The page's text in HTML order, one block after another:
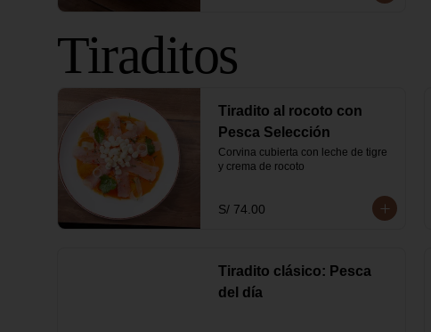
Tiraditos
Tiradito al rocoto con
Pesca Selección
Corvina cubierta con leche de tigre
y crema de rocoto
S/ 74.00
Tiradito clásico: Pesca
del día